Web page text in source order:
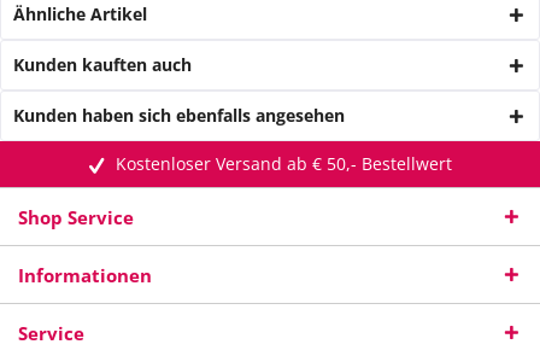
Ähnliche Artikel
Kunden kauften auch
Kunden haben sich ebenfalls angesehen
Kostenloser Versand ab € 50,- Bestellwert
Shop Service
Informationen
Service